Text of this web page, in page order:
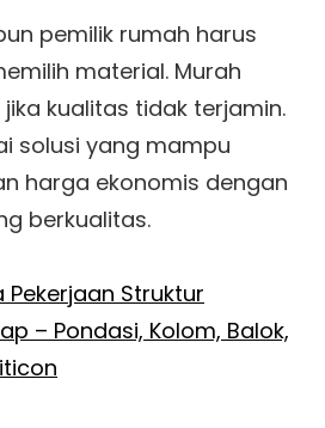
pemilik rumah harus
material. Murah
kualitas tidak terjamin.
solusi yang mampu
harga ekonomis dengan
berkualitas.
Pekerjaan Struktur
– Pondasi, Kolom, Balok,